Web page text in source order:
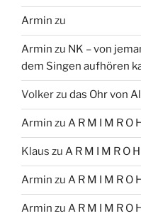
Armin zu
Armin zu NK – von
dem Singen aufhören
Volkerzu das Ohr von
Armin zu A R M I M R O
Klaus zu A R M I M R O
Armin zu A R M I M R O
Armin zu A R M I M R O